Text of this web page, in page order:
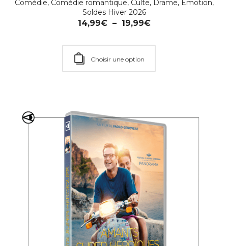
Comédie, Comédie romantique, Culte, Drame, Emotion,
Soldes Hiver 2026
14,99€ – 19,99€
Choisir une option
Comédie romantique,Emotion
14,99€